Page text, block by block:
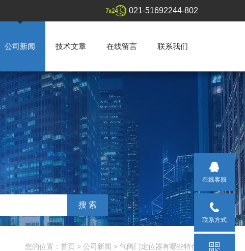
021-51692244-802
公司新闻 技术文章 在线留言 联系我们
您的位置： 首页 > 公司新闻 > 气阀门定位器有哪些特色
在线客服
联系方式